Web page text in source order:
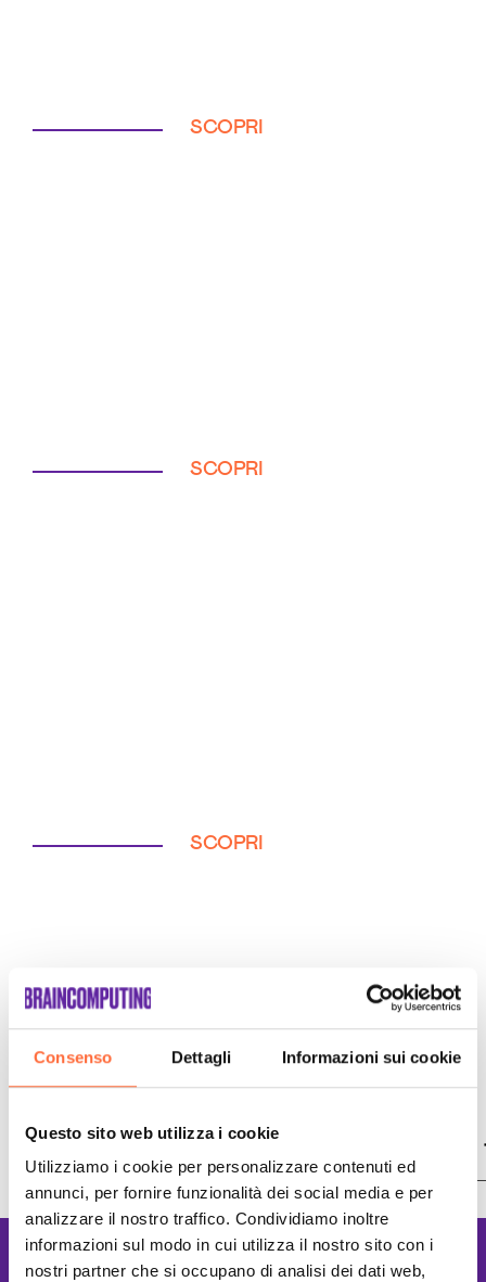
Consenso Dettagli Informazioni sui cookie
Questo sito web utilizza i cookie
Utilizziamo i cookie per personalizzare contenuti ed
annunci, per fornire funzionalità dei social media e per
analizzare il nostro traffico. Condividiamo inoltre
informazioni sul modo in cui utilizza il nostro sito con i
nostri partner che si occupano di analisi dei dati web,
SCOPRI
SCOPRI
SCOPRI
Potrebbe interessarti
Creazione Ecommerce Biella
Lavoriamo con le